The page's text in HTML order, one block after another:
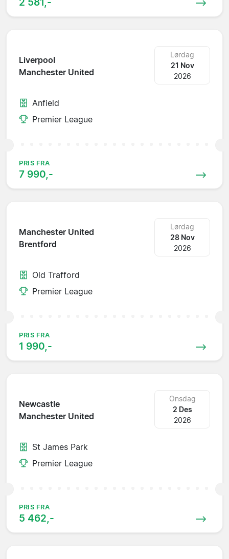
Liverpool
Manchester United
Lørdag
21 Nov
2026
Anfield
Premier League
PRIS FRA
7 990,-
Manchester United
Brentford
Lørdag
28 Nov
2026
Old Trafford
Premier League
PRIS FRA
1 990,-
Newcastle
Manchester United
Onsdag
2 Des
2026
St James Park
Premier League
PRIS FRA
5 462,-